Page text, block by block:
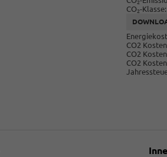
2
CO2-Klasse:
CO2
CO2
CO2